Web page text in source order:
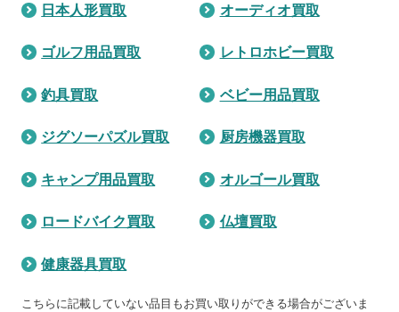
日本人形買取 オーディオ買取
ゴルフ用品買取 レトロホビー買取
釣具買取 ベビー用品買取
ジグソーパズル買取 厨房機器買取
キャンプ用品買取 オルゴール買取
ロードバイク買取 仏壇買取
健康器具買取
こちらに記載していない品目もお買い取りができる場合がございま